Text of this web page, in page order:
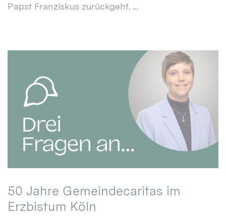
Papst Franziskus zurückgeht. ...
50 Jahre Gemeindecaritas im
Erzbistum Köln